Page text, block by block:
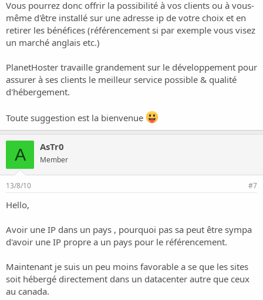
Vous pourrez donc offrir la possibilité à vos clients ou à vous-
même d'être installé sur une adresse ip de votre choix et en
retirer les bénéfices (référencement si par exemple vous visez
un marché anglais etc.)
PlanetHoster travaille grandement sur le développement pour
assurer à ses clients le meilleur service possible & qualité
d'hébergement.
Toute suggestion est la bienvenue
A AsTr0
Member
13/8/10 #7
Hello,
Avoir une IP dans un pays , pourquoi pas sa peut être sympa
d'avoir une IP propre a un pays pour le référencement.
Maintenant je suis un peu moins favorable a se que les sites
soit hébergé directement dans un datacenter autre que ceux
au canada.